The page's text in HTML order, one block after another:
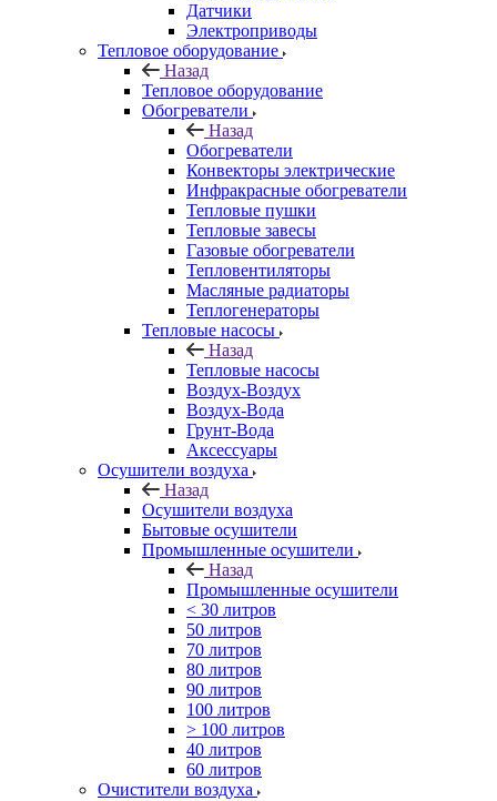
Датчики
Электроприводы
Тепловое оборудование
Назад
Тепловое оборудование
Обогреватели
Назад
Обогреватели
Конвекторы электрические
Инфракрасные обогреватели
Тепловые пушки
Тепловые завесы
Газовые обогреватели
Тепловентиляторы
Масляные радиаторы
Теплогенераторы
Тепловые насосы
Назад
Тепловые насосы
Воздух-Воздух
Воздух-Вода
Грунт-Вода
Аксессуары
Осушители воздуха
Назад
Осушители воздуха
Бытовые осушители
Промышленные осушители
Назад
Промышленные осушители
< 30 литров
50 литров
70 литров
80 литров
90 литров
100 литров
> 100 литров
40 литров
60 литров
Очистители воздуха